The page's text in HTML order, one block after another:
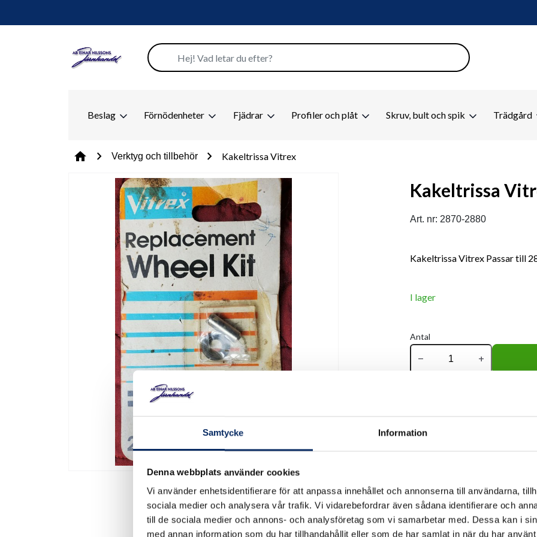
Samtycke Information
Denna webbplats använder cookies
Vi använder enhetsidentifierare för att anpassa innehållet och annonserna till användarna,
sociala medier och analysera vår trafik. Vi vidarebefordrar även sådana identifierare och
till de sociala medier och annons- och analysföretag som vi samarbetar med. Dessa kan i
med annan information som du har tillhandahållit eller som de har samlat in när du har
Beslag Förnödenheter Fjädrar Profiler och plåt Skruv, bult och spik Trädgård
home chevron_right Verktyg och tillbehör chevron_right Kakeltrissa Vitrex
Kakeltrissa
Art. nr: 2870-2880
Kakeltrissa Vitrex Passar till
I lager
Antal
remove add